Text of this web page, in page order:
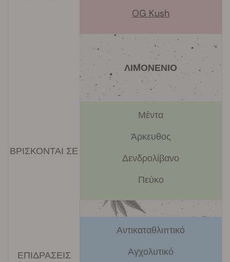
OG Kush
ΛΙΜΟΝΕΝΙΟ
ΒΡΙΣΚΟΝΤΑΙ ΣΕ
Μέντα
Άρκευθος
Δενδρολίβανο
Πεύκο
ΕΠΙΔΡΑΣΕΙΣ
Αντικαταθλιπτικό
Αγχολυτικό